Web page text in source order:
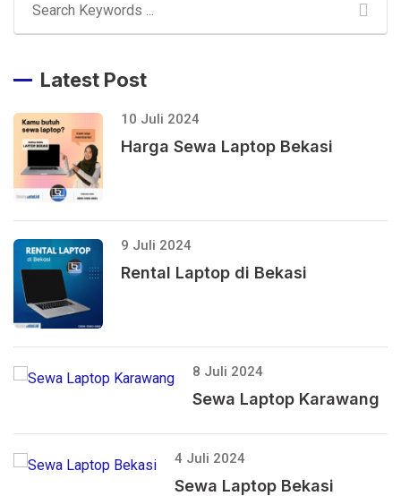
Latest Post
10 Juli 2024
Harga Sewa Laptop Bekasi
9 Juli 2024
Rental Laptop di Bekasi
8 Juli 2024
Sewa Laptop Karawang
4 Juli 2024
Sewa Laptop Bekasi